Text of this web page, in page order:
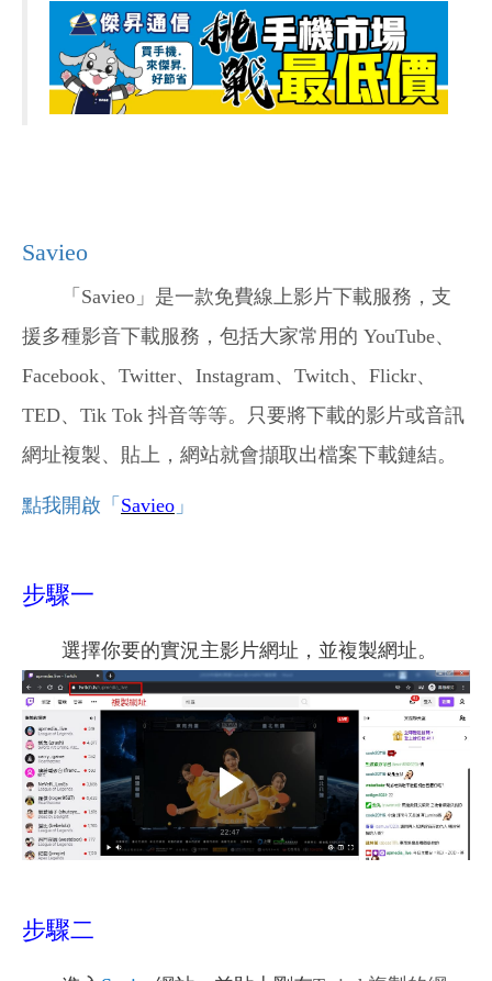
Savieo
「 Savieo 」是一款免費線上影片下載服務，支
援多種影音下載服務，包括大家常用的 YouTube、
Facebook、Twitter、Instagram、Twitch、Flickr、
TED、Tik Tok 抖音等等。只要將下載的影片或音訊
網址複製、貼上，網站就會擷取出檔案下載鏈結。
點我開啟「 Savieo 」
步驟一
選擇你要的實況主影片網址，並複製網址。
步驟二